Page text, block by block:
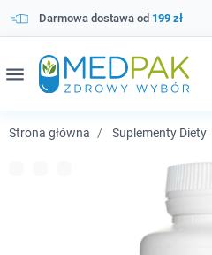
Darmowa dostawa od 199 zł
menu
Strona główna Suplementy Diety